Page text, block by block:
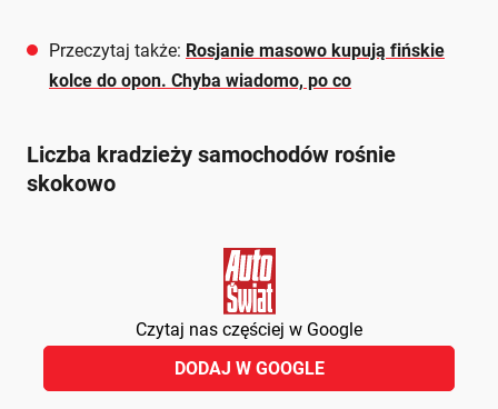
Przeczytaj także: Rosjanie masowo kupują fińskie
kolce do opon. Chyba wiadomo, po co
Liczba kradzieży samochodów rośnie
skokowo
Czytaj nas częściej w Google
DODAJ W GOOGLE